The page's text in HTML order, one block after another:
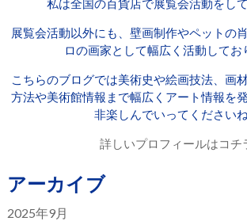
展覧会活動以外にも、壁画制作やペットの
ロの画家として幅広く活動してお
こちらのブログでは美術史や絵画技法、画
方法や美術館情報まで幅広くアート情報を
非楽しんでいってくださいね
詳しいプロフィールはコチ
アーカイブ
2025年9月